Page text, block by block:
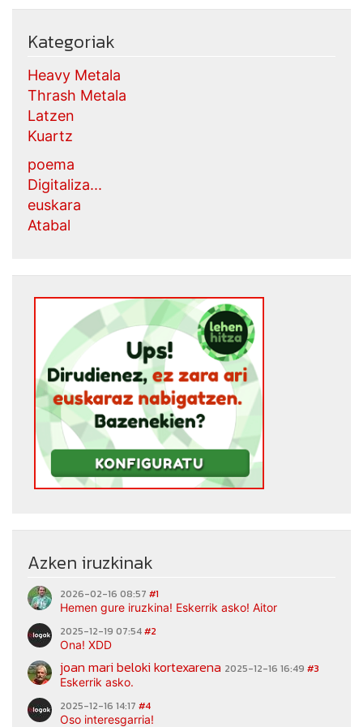
Kategoriak
Heavy Metala
Thrash Metala
Latzen
Kuartz
poema
Digitaliza...
euskara
Atabal
Azken iruzkinak
2026-02-16 08:57 #1
Hemen gure iruzkina! Eskerrik asko! Aitor
2025-12-19 07:54#2
Ona! XDD
joan mari beloki kortexarena 2025-12-16 16:49 #3
Eskerrik asko.
2025-12-16 14:17 #4
Oso interesgarria!